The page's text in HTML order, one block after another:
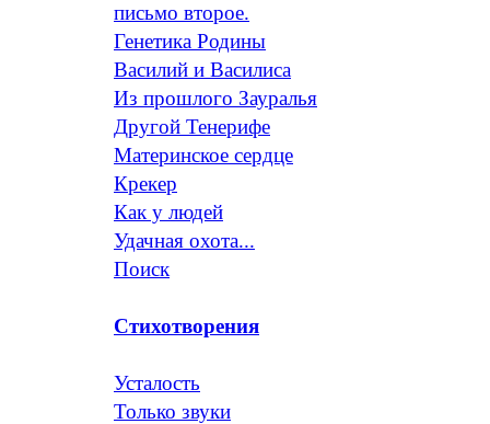
письмо второе.
Генетика Родины
Василий и Василиса
Из прошлого Зауралья
Другой Тенерифе
Материнское сердце
Крекер
Как у людей
Удачная охота...
Поиск
Стихотворения
Усталость
Только звуки